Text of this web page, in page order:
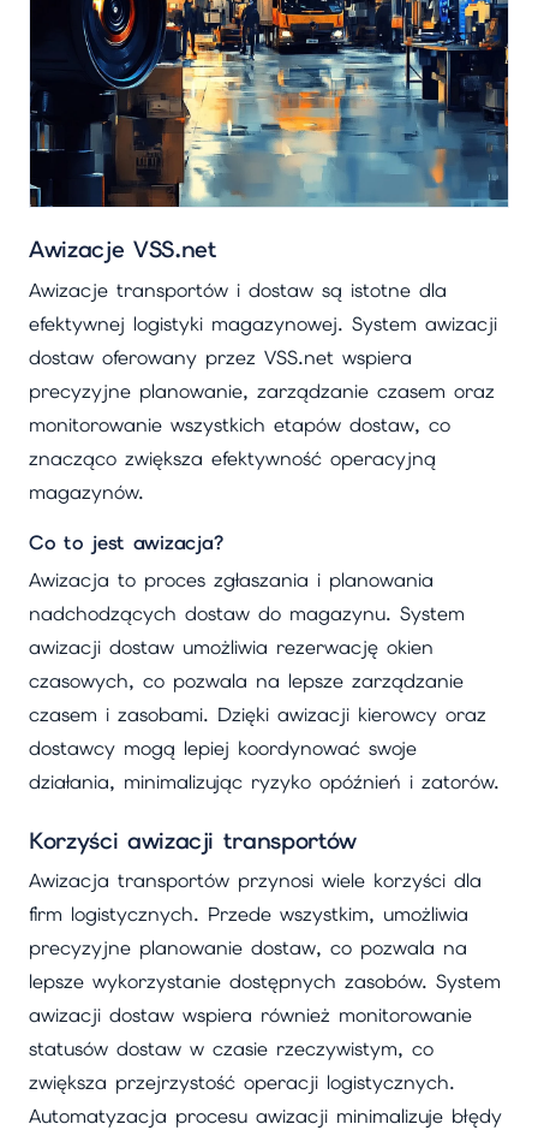
Awizacje VSS.net
Awizacje transportów i dostaw są istotne dla
efektywnej logistyki magazynowej. System awizacji
dostaw oferowany przez VSS.net wspiera
precyzyjne planowanie, zarządzanie czasem oraz
monitorowanie wszystkich etapów dostaw, co
znacząco zwiększa efektywność operacyjną
magazynów.
Co to jest awizacja?
Awizacja to proces zgłaszania i planowania
nadchodzących dostaw do magazynu. System
awizacji dostaw umożliwia rezerwację okien
czasowych, co pozwala na lepsze zarządzanie
czasem i zasobami. Dzięki awizacji kierowcy oraz
dostawcy mogą lepiej koordynować swoje
działania, minimalizując ryzyko opóźnień i zatorów.
Korzyści awizacji transportów
Awizacja transportów przynosi wiele korzyści dla
firm logistycznych. Przede wszystkim, umożliwia
precyzyjne planowanie dostaw, co pozwala na
lepsze wykorzystanie dostępnych zasobów. System
awizacji dostaw wspiera również monitorowanie
statusów dostaw w czasie rzeczywistym, co
zwiększa przejrzystość operacji logistycznych.
Automatyzacja procesu awizacji minimalizuje błędy